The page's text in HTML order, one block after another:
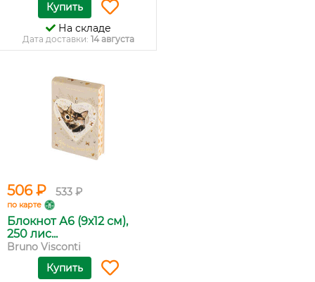
Купить
На складе
Дата доставки: 14 августа
506 ₽ 533 ₽
по карте
Блокнот А6 (9х12 см),
250 лис...
Bruno Visconti
Купить